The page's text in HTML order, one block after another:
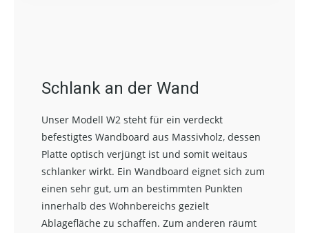
Schlank an der Wand
Unser Modell W2 steht für ein verdeckt
befestigtes Wandboard aus Massivholz, dessen
Platte optisch verjüngt ist und somit weitaus
schlanker wirkt. Ein Wandboard eignet sich zum
einen sehr gut, um an bestimmten Punkten
innerhalb des Wohnbereichs gezielt
Ablagefläche zu schaffen. Zum anderen räumt